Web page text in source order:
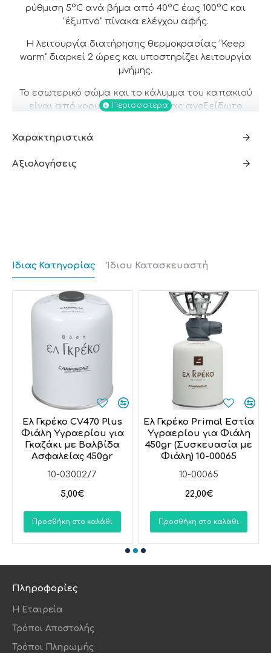
ρύθμιση 5°C ανά βήμα από 40°C έως 100°C και
“έξυπνο” πίνακα ελέγχου αφής.
Η λειτουργία διατήρησης θερμοκρασίας “Keep
warm” διαρκεί 2 ώρες και υποστηρίζει λειτουργία
μνήμης.
Το εσωτερικό σώμα και το κάλυμμα του καπακιού
είναι από κορυφαίας ποιότητας ανοξείδωτο
Η ανοξείδωτη εσωτερική βάση παρέχει αντοχή και
touch” εξωτερική επιφάνεια.
Αντιολισθητικά ποδαράκια.
Οι χρήστες που τον έχουν αγοράσει τον ξεχωρίζουν
κυρίως γιατί βράζει γρήγορα το νερό.
Χαρακτηριστικά
Αξιολογήσεις
Ίδιας Κατηγορίας Ίδιου Κατασκευαστή
10-03002/7
Ελ Γκρέκο CV470 Plus
Φιάλη Υγραερίου για
Γκαζάκι με Βαλβίδα
Ασφαλείας 450gr
5,00€
Προσθήκη στο καλάθι
10-00065
Ελ Γκρέκο Primal Εστία
Υγραερίου για Φιάλη
450gr (Συσκευασία με
Φιάλη) 10-00065
22,00€
Προσθήκη στο καλάθι
Πληροφορίες
Η Εταιρεία
Τρόποι Αποστολής
Τρόποι Πληρωμής